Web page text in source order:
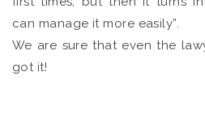
can manage it more easily”.
We are sure that even the
got it!